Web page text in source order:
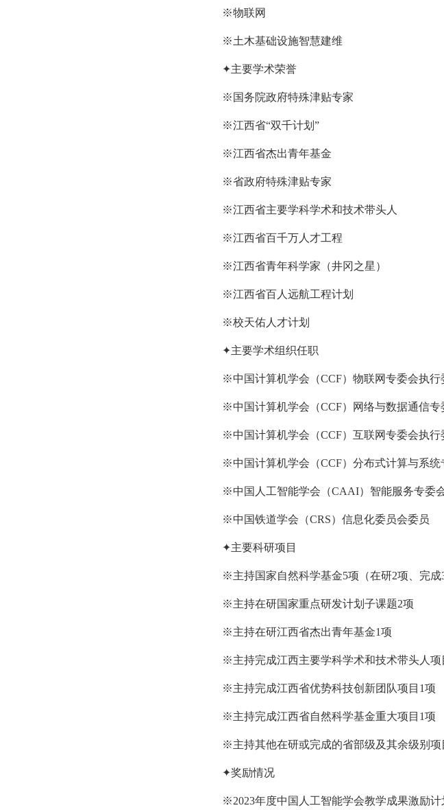
※物联网
※土木基础设施智慧建维
✦主要学术荣誉
※国务院政府特殊津贴专家
※江西省“双千计划”
※江西省杰出青年基金
※省政府特殊津贴专家
※江西省主要学科学术和技术带头人
※江西省百千万人才工程
※江西省青年科学家（井冈之星）
※江西省百人远航工程计划
※校天佑人才计划
✦主要学术组织任职
※中国计算机学会（CCF）物联网专委会执行
※中国计算机学会（CCF）网络与数据通信专
※中国计算机学会（CCF）互联网专委会执行
※中国计算机学会（CCF）分布式计算与系统
※中国人工智能学会（CAAI）智能服务专委
※中国铁道学会（CRS）信息化委员会委员
✦主要科研项目
※主持国家自然科学基金5项（在研2项、完成3
※主持在研国家重点研发计划子课题2项
※主持在研江西省杰出青年基金1项
※主持完成江西主要学科学术和技术带头人项
※主持完成江西省优势科技创新团队项目1项
※主持完成江西省自然科学基金重大项目1项
※主持其他在研或完成的省部级及其余级别项
✦奖励情况
※2023年度中国人工智能学会教学成果激励